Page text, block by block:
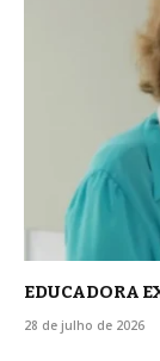
EDUCADORA
28 de julho de 2026